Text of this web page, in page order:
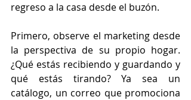
regreso a la casa desde el buzón.
Primero, observe el marketing desde
la perspectiva de su propio hogar.
¿Qué estás recibiendo y guardando y
qué estás tirando? Ya sea un
catálogo, un correo que promociona